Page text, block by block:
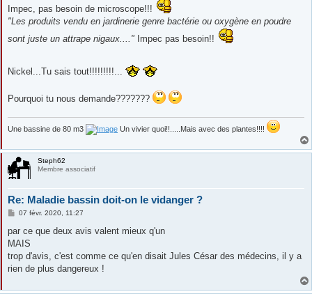
Impec, pas besoin de microscope!!!
"Les produits vendu en jardinerie genre bactérie ou oxygène en poudre
sont juste un attrape nigaux...." Impec pas besoin!!
Nickel...Tu sais tout!!!!!!!!!...
Pourquoi tu nous demande???????
Une bassine de 80 m3 Un vivier quoi!!.....Mais avec des plantes!!!!
Steph62
Membre associatif
Re: Maladie bassin doit-on le vidanger ?
M
s
a
g
e
07 févr. 2020, 11:27
par ce que deux avis valent mieux q'un
MAIS
trop d'avis, c'est comme ce qu'en disait Jules César des médecins, il y a
rien de plus dangereux !